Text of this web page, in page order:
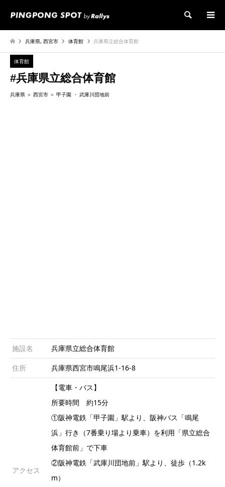
検索
兵庫県,西宮市 体育館 兵庫県立総合体育館
体育館
#兵庫県立総合体育館
兵庫県 西宮市 甲子園 武庫川団地前
施設名 兵庫県立総合体育館
住所 兵庫県西宮市鳴尾浜1-16-8
アクセス
【電車・バス】
所要時間 約15分
①阪神電鉄「甲子園」駅より、阪神バス「鳴尾
浜」行き（7番乗り場より乗車）を利用「県立総合
体育館前」で下車
②阪神電鉄「武庫川団地前」駅より、徒歩（1.2k
m）